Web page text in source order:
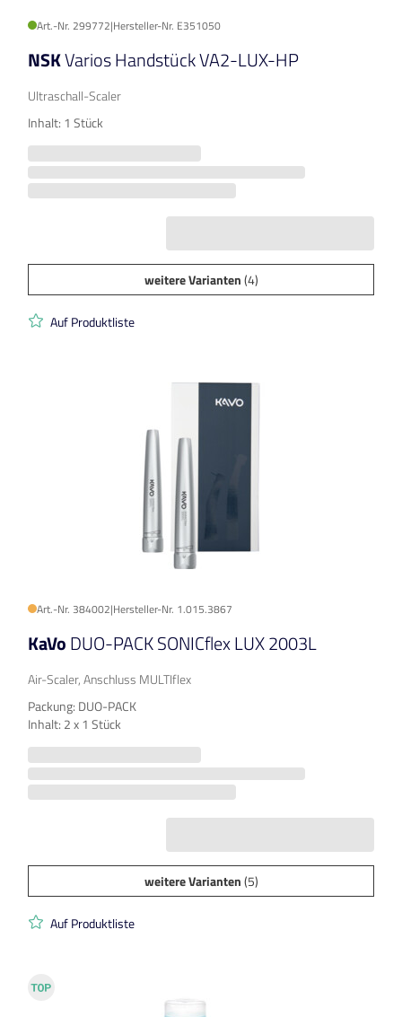
Art.-Nr. 299772|Hersteller-Nr. E351050
NSKVarios Handstück VA2-LUX-HP
Ultraschall-Scaler
Inhalt: 1 Stück
weitere Varianten(4)
Auf Produktliste
Art.-Nr. 384002|Hersteller-Nr. 1.015.3867
KaVoDUO-PACK SONICflex LUX 2003L
Air-Scaler, Anschluss MULTIflex
Packung: DUO-PACK
Inhalt: 2 x 1 Stück
weitere Varianten(5)
Auf Produktliste